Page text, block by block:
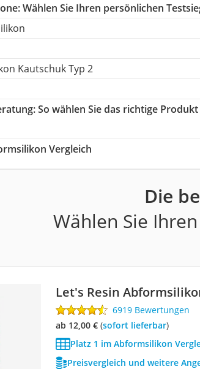
Wählen Sie Ihren persönlichen
Kautschuk Typ 2
: So wählen Sie das richtige
Vergleich
Die
Wählen Sie
Let's Resin
6919 Bewertungen
ab 12,00 €( Sofort lieferbar)
Platz 1 im Abformsilikon
Preisvergleich und weitere